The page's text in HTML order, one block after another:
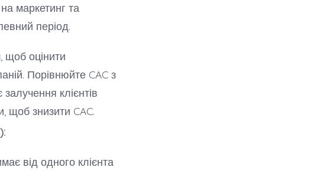
маркетинг та
період.
щоб оцінити
Порівнюйте CAC з
клієнтів
щоб знизити CAC.
від одного клієнта